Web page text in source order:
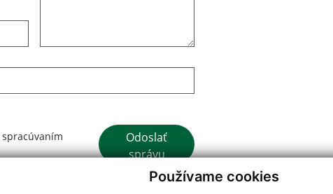
Používame cookies
spracúvaním
Google reCaptcha Response
Odoslať
správu